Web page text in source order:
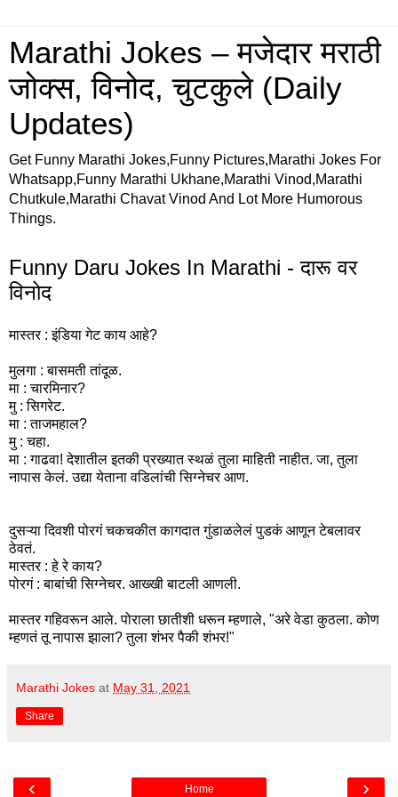
Marathi Jokes – मजेदार मराठी
जोक्स, विनोद, चुटकुले (Daily
Updates)
Get Funny Marathi Jokes,Funny Pictures,Marathi Jokes For
Whatsapp,Funny Marathi Ukhane,Marathi Vinod,Marathi
Chutkule,Marathi Chavat Vinod And Lot More Humorous
Things.
Funny Daru Jokes In Marathi - दारू वर
विनोद
मास्तर : इंडिया गेट काय आहे?
मुलगा : बासमती तांदूळ.
मा : चारमिनार?
मु : सिगरेट.
मा : ताजमहाल?
मु : चहा.
मा : गाढवा! देशातील इतकी प्रख्यात स्थळं तुला माहिती नाहीत. जा, तुला
नापास केलं. उद्या येताना वडिलांची सिग्नेचर आण.
दुसऱ्या दिवशी पोरगं चकचकीत कागदात गुंडाळलेलं पुडकं आणून टेबलावर
ठेवतं.
मास्तर : हे रे काय?
पोरगं : बाबांची सिग्नेचर. आख्खी बाटली आणली.
मास्तर गहिवरून आले. पोराला छातीशी धरून म्हणाले, "अरे वेडा कुठला. कोण
म्हणतं तू नापास झाला? तुला शंभर पैकी शंभर!"
Marathi Jokes at May 31, 2021
Share
‹ ›
Home